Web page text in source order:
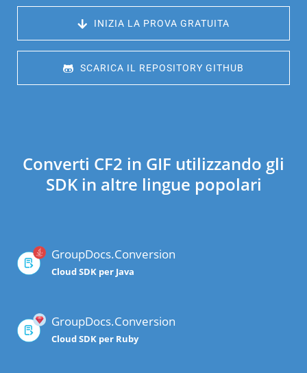
INIZIA LA PROVA GRATUITA
SCARICA IL REPOSITORY GITHUB
Converti CF2 in GIF utilizzando gli
SDK in altre lingue popolari
GroupDocs.Conversion
Cloud SDK per Java
GroupDocs.Conversion
Cloud SDK per Ruby